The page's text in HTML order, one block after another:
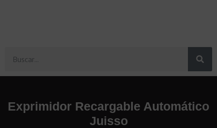
Exprimidor Recargable Automático
Juisso